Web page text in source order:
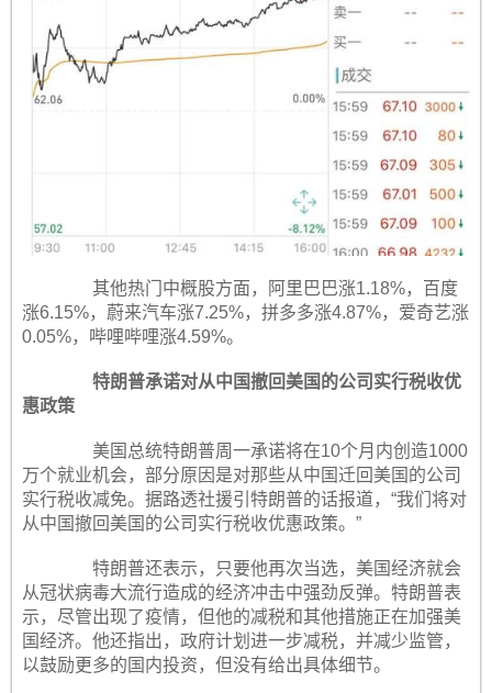
其他热门中概股方面，阿里巴巴涨1.18%，百度
涨6.15%，蔚来汽车涨7.25%，拼多多涨4.87%，爱奇艺涨
0.05%，哔哩哔哩涨4.59%。
特朗普承诺对从中国撤回美国的公司实行税收优
惠政策
美国总统特朗普周一承诺将在10个月内创造1000
万个就业机会，部分原因是对那些从中国迁回美国的公司
实行税收减免。据路透社援引特朗普的话报道，“我们将对
从中国撤回美国的公司实行税收优惠政策。”
特朗普还表示，只要他再次当选，美国经济就会
从冠状病毒大流行造成的经济冲击中强劲反弹。特朗普表
示，尽管出现了疫情，但他的减税和其他措施正在加强美
国经济。他还指出，政府计划进一步减税，并减少监管，
以鼓励更多的国内投资，但没有给出具体细节。